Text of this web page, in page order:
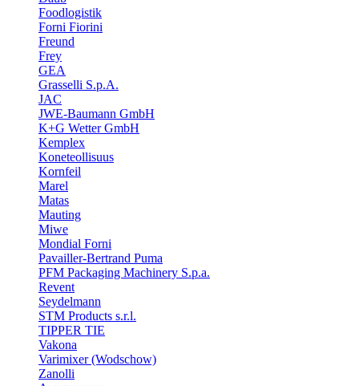
Foodlogistik
Forni Fiorini
Freund
Frey
GEA
Grasselli S.p.A.
JAC
JWE-Baumann GmbH
K+G Wetter GmbH
Kemplex
Koneteollisuus
Kornfeil
Marel
Matas
Mauting
Miwe
Mondial Forni
Pavailler-Bertrand Puma
PFM Packaging Machinery S.p.a.
Revent
Seydelmann
STM Products s.r.l.
TIPPER TIE
Vakona
Varimixer (Wodschow)
Zanolli